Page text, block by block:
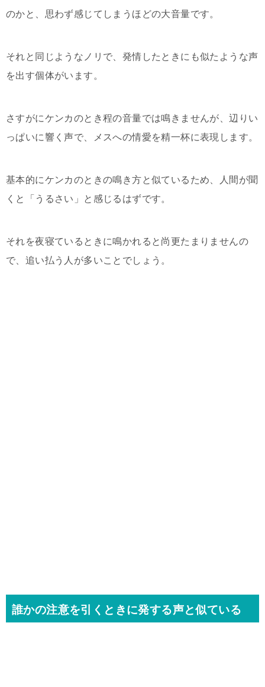
のかと、思わず感じてしまうほどの大音量です。
それと同じようなノリで、発情したときにも似たような声
を出す個体がいます。
さすがにケンカのとき程の音量では鳴きませんが、辺りい
っぱいに響く声で、メスへの情愛を精一杯に表現します。
基本的にケンカのときの鳴き方と似ているため、人間が聞
くと「うるさい」と感じるはずです。
それを夜寝ているときに鳴かれると尚更たまりませんの
で、追い払う人が多いことでしょう。
誰かの注意を引くときに発する声と似ている